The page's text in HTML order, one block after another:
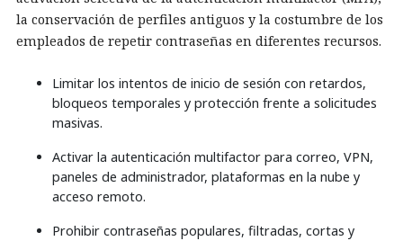
la conservación de perfiles antiguos y la costumbre de los
empleados de repetir contraseñas en diferentes recursos.
Limitar los intentos de inicio de sesión con retardos,
bloqueos temporales y protección frente a solicitudes
masivas.
Activar la autenticación multifactor para correo, VPN,
paneles de administrador, plataformas en la nube y
acceso remoto.
Prohibir contraseñas populares, filtradas, cortas y